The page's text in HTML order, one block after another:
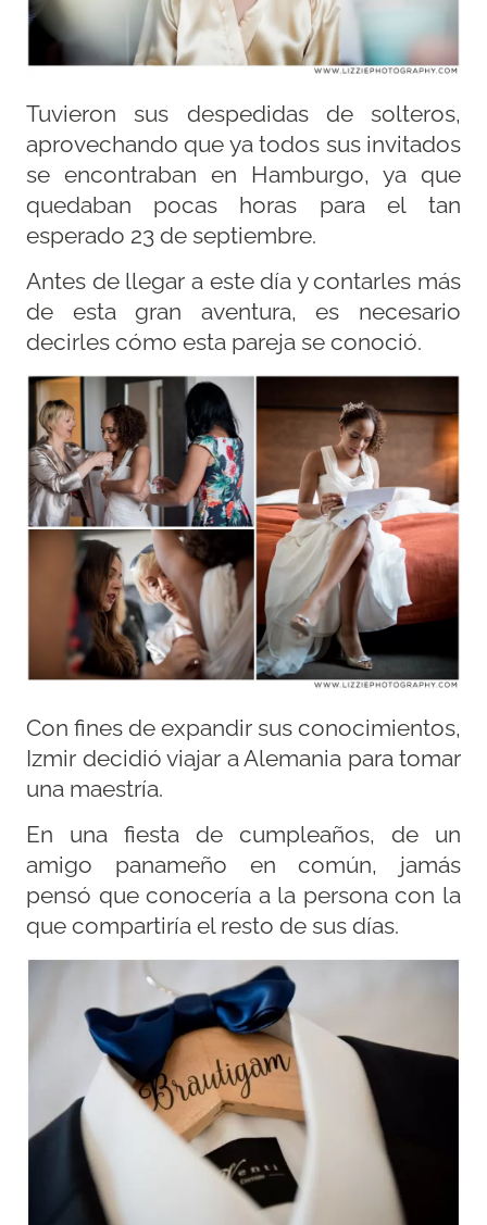
Tuvieron sus despedidas de solteros,
aprovechando que ya todos sus invitados
se encontraban en Hamburgo, ya que
quedaban pocas horas para el tan
esperado 23 de septiembre.
Antes de llegar a este día y contarles más
de esta gran aventura, es necesario
decirles cómo esta pareja se conoció.
Con fines de expandir sus conocimientos,
Izmir decidió viajar a Alemania para tomar
una maestría.
En una fiesta de cumpleaños, de un
amigo panameño en común, jamás
pensó que conocería a la persona con la
que compartiría el resto de sus días.